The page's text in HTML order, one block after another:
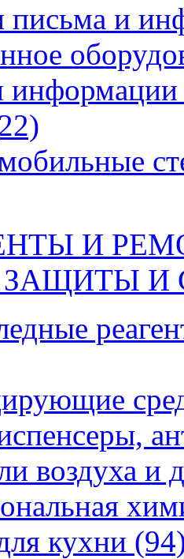
письма и
И
ЗАЩИТЫ
воздуха и
кухни